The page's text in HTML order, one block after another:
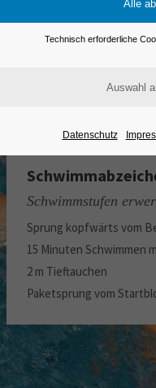
"Bronze",
Schwimmstufen
Sprung kopfwärts vom
15 Minuten Schwimmen
2 m Tieftauchen
Paketsprung vom
Technisch erforderliche
Datenschutz